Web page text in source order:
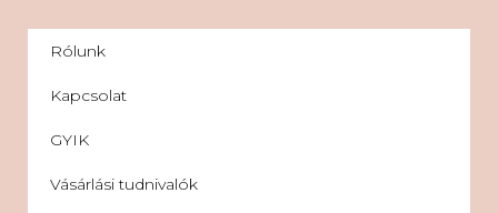
Rólunk
Kapcsolat
GYIK
Vásárlási tudnivalók